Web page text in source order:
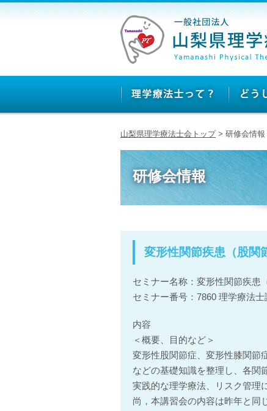
山梨県理学療法士会トップ> 研修会情報
研修会情報
変形性関節疾患（股関
セミナー名称：変形性関節疾患
セミナー番号：7860 理学療法
内容
＜概要、目的など＞
変形性股関節症、変形性膝関節
などの基礎知識を整理し、各関
実践的な理学療法、リスク管理
尚，本講習会の内容は昨年と同